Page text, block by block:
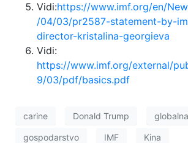
Vidi:https://www.imf.org/en/
/04/03/pr2587-statement-by-
director-kristalina-georgieva
Vidi:
https://www.imf.org/external/
9/03/pdf/basics.pdf
carine Donald Trump
gospodarstvo IMF Kina